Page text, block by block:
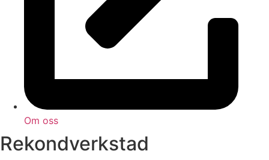
Om oss
Rekondverkstad